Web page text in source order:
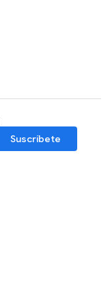
Suscríbete